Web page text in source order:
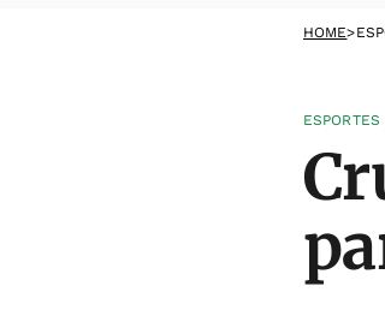
HOME>
ESPORTES